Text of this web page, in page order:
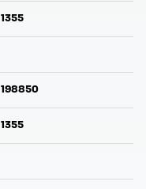
1355
198850
1355